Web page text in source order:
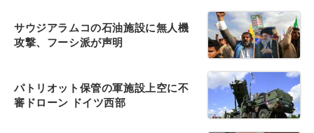
サウジアラムコの石油施設に無人機
攻撃、フーシ派が声明
パトリオット保管の軍施設上空に不
審ドローン ドイツ西部